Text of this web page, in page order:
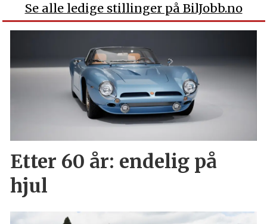
Se alle ledige stillinger på BilJobb.no
Etter 60 år: endelig på
hjul